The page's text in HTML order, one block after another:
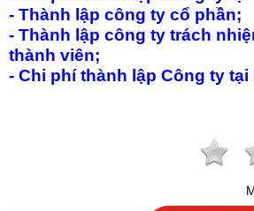
- Thành lập công ty cổ phần;
- Thành lập công ty trách
thành viên;
- Chi phí thành lập Công ty tại